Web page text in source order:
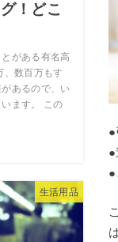
！どこ
がある有名高
、数百万もす
あるので、い
ます。 この
生活用品
●
●
●